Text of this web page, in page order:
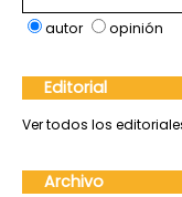
autor opinión
Editorial
Ver todos los
Archivo